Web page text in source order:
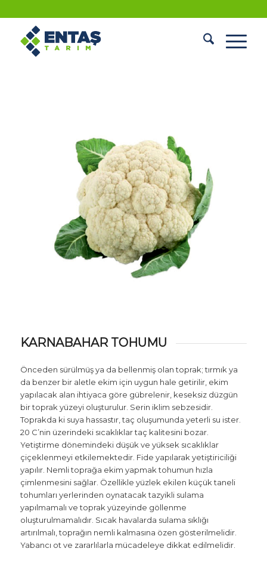
KARNABAHAR TOHUMU
KARNABAHAR TOHUMU
Önceden sürülmüş ya da bellenmiş olan toprak; tırmık ya
da benzer bir aletle ekim için uygun hale getirilir, ekim
yapılacak alan ihtiyaca göre gübrelenir, keseksiz düzgün
bir toprak yüzeyi oluşturulur. Serin iklim sebzesidir.
Toprakda ki suya hassastır, taç oluşumunda yeterli su ister.
20 C’nin üzerindeki sıcaklıklar taç kalitesini bozar.
Yetiştirme dönemindeki düşük ve yüksek sıcaklıklar
çiçeklenmeyi etkilemektedir. Fide yapılarak yetiştiriciliği
yapılır. Nemli toprağa ekim yapmak tohumun hızla
çimlenmesini sağlar. Özellikle yüzlek ekilen küçük taneli
tohumları yerlerinden oynatacak tazyikli sulama
yapılmamalı ve toprak yüzeyinde göllenme
oluşturulmamalıdır. Sıcak havalarda sulama sıklığı
artırılmalı, toprağın nemli kalmasına özen gösterilmelidir.
Yabancı ot ve zararlılarla mücadeleye dikkat edilmelidir.